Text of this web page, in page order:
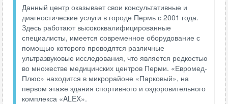
Данный центр оказывает свои консультативные и
диагностические услуги в городе Пермь с 2001 года.
Здесь работают высококвалифицированные
специалисты, имеется современное оборудование с
помощью которого проводятся различные
ультразвуковые исследования, что является редкостью
во множестве медицинских центров Перми. «Евромед-
Плюс» находится в микрорайоне «Парковый», на
первом этаже здания спортивного и оздоровительного
комплекса «ALEX».